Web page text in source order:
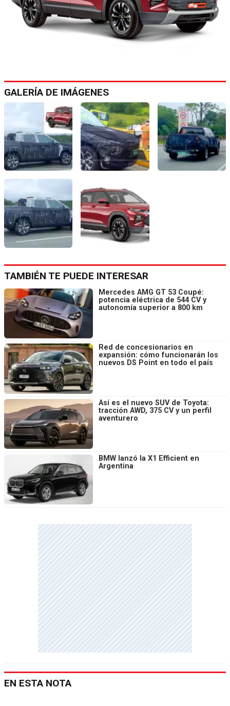
GALERÍA DE IMÁGENES
TAMBIÉN TE PUEDE INTERESAR
Mercedes AMG GT 53 Coupé:
potencia eléctrica de 544 CV y
autonomía superior a 800 km
Red de concesionarios en
expansión: cómo funcionarán los
nuevos DS Point en todo el país
Así es el nuevo SUV de Toyota:
tracción AWD, 375 CV y un perfil
aventurero
BMW lanzó la X1 Efficient en
Argentina
EN ESTA NOTA